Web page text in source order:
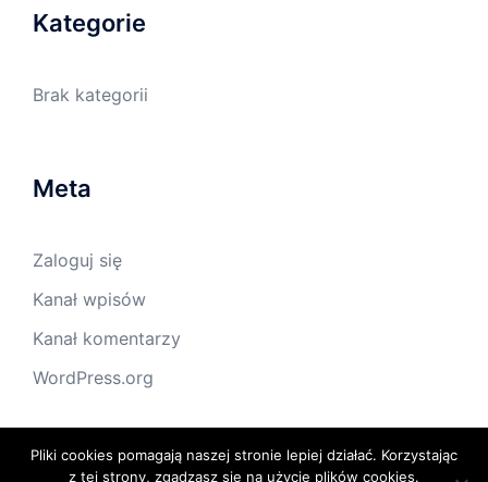
Kategorie
Brak kategorii
Meta
Zaloguj się
Kanał wpisów
Kanał komentarzy
WordPress.org
© 2026 Rolety Sowiński. Dumnie wspierany przez
Pliki cookies pomagają naszej stronie lepiej działać. Korzystając
z tej strony, zgadzasz się na użycie plików cookies.